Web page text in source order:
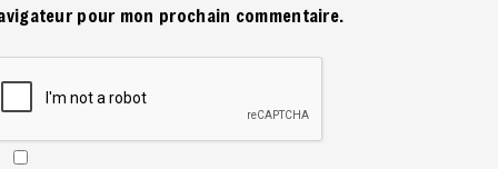
pour mon prochain commentaire.